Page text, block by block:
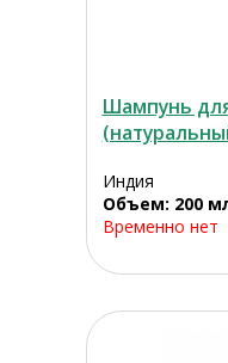
Шампунь
Индия
Объем: 200
Временно нет